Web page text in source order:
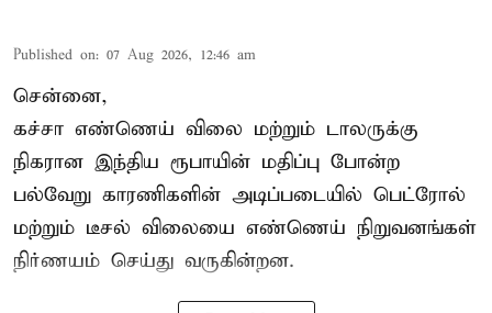
Published on: 07 Aug 2026, 12:46 am
சென்னை,
கச்சா எண்ணெய் விலை மற்றும் டாலருக்கு
நிகரான இந்திய ரூபாயின் மதிப்பு போன்ற
பல்வேறு காரணிகளின் அடிப்படையில் பெட்ரோல்
மற்றும் டீசல் விலையை எண்ணெய் நிறுவனங்கள்
நிர்ணயம் செய்து வருகின்றன.